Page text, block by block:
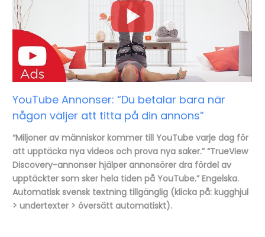
YouTube Annonser: “Du betalar bara när
någon väljer att titta på din annons”
“Miljoner av människor kommer till YouTube varje dag för
att upptäcka nya videos och prova nya saker.” “TrueView
Discovery-annonser hjälper annonsörer dra fördel av
upptäckter som sker hela tiden på YouTube.” Engelska.
Automatisk svensk textning tillgänglig (klicka på: kugghjul
> undertexter > översätt automatiskt).